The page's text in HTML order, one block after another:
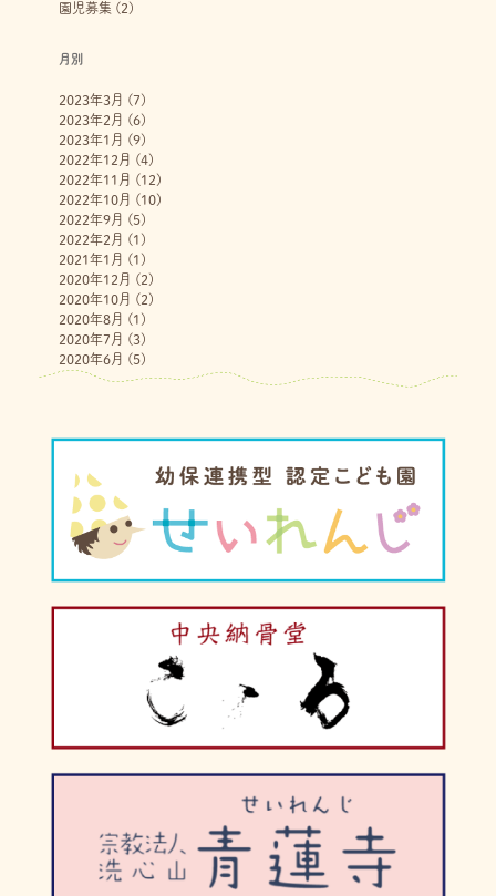
園児募集 (2)
月別
2023年3月 (7)
2023年2月 (6)
2023年1月 (9)
2022年12月 (4)
2022年11月 (12)
2022年10月 (10)
2022年9月 (5)
2022年2月 (1)
2021年1月 (1)
2020年12月 (2)
2020年10月 (2)
2020年8月 (1)
2020年7月 (3)
2020年6月 (5)